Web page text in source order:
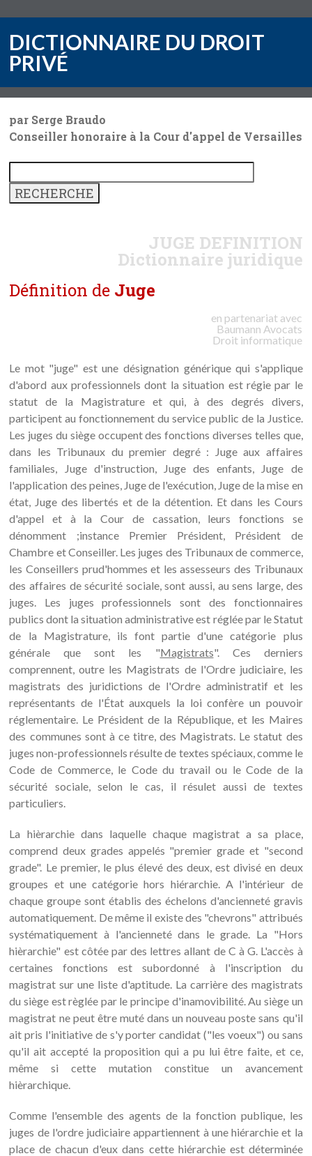
DICTIONNAIRE DU DROIT
PRIVÉ
par Serge Braudo
Conseiller honoraire à la Cour d'appel de Versailles
JUGE DEFINITION
Dictionnaire juridique
Définition de Juge
en partenariat avec
Baumann Avocats
Droit informatique
Le mot "juge" est une désignation générique qui s'applique
d'abord aux professionnels dont la situation est régie par le
statut de la Magistrature et qui, à des degrés divers,
participent au fonctionnement du service public de la Justice.
Les juges du siège occupent des fonctions diverses telles que,
dans les Tribunaux du premier degré : Juge aux affaires
familiales, Juge d'instruction, Juge des enfants, Juge de
l'application des peines, Juge de l'exécution, Juge de la mise en
état, Juge des libertés et de la détention. Et dans les Cours
d'appel et à la Cour de cassation, leurs fonctions se
dénomment ;instance Premier Président, Président de
Chambre et Conseiller. Les juges des Tribunaux de commerce,
les Conseillers prud'hommes et les assesseurs des Tribunaux
des affaires de sécurité sociale, sont aussi, au sens large, des
juges. Les juges professionnels sont des fonctionnaires
publics dont la situation administrative est réglée par le Statut
de la Magistrature, ils font partie d'une catégorie plus
générale que sont les "Magistrats". Ces derniers
comprennent, outre les Magistrats de l'Ordre judiciaire, les
magistrats des juridictions de l'Ordre administratif et les
représentants de l'État auxquels la loi confère un pouvoir
réglementaire. Le Président de la République, et les Maires
des communes sont à ce titre, des Magistrats. Le statut des
juges non-professionnels résulte de textes spéciaux, comme le
Code de Commerce, le Code du travail ou le Code de la
sécurité sociale, selon le cas, il résulet aussi de textes
particuliers.
La hièrarchie dans laquelle chaque magistrat a sa place,
comprend deux grades appelés "premier grade et "second
grade". Le premier, le plus élevé des deux, est divisé en deux
groupes et une catégorie hors hiérarchie. A l'intérieur de
chaque groupe sont établis des échelons d'ancienneté gravis
automatiquement. De même il existe des "chevrons" attribués
systématiquement à l'ancienneté dans le grade. La "Hors
hièrarchie" est côtée par des lettres allant de C à G. L'accès à
certaines fonctions est subordonné à l'inscription du
magistrat sur une liste d'aptitude. La carrière des magistrats
du siège est règlée par le principe d'inamovibilité. Au siège un
magistrat ne peut être muté dans un nouveau poste sans qu'il
ait pris l'initiative de s'y porter candidat ("les voeux") ou sans
qu'il ait accepté la proposition qui a pu lui être faite, et ce,
même si cette mutation constitue un avancement
hièrarchique.
Comme l'ensemble des agents de la fonction publique, les
juges de l'ordre judiciaire appartiennent à une hiérarchie et la
place de chacun d'eux dans cette hiérarchie est déterminée